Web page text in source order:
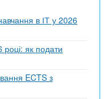
в ІТ у 2026
як подати
ECTS з